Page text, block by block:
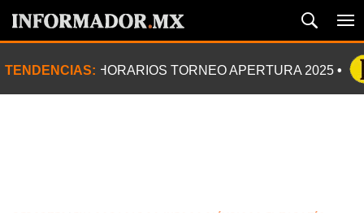
TENDENCIAS: HORARIOS TORNEO APERTURA 2025